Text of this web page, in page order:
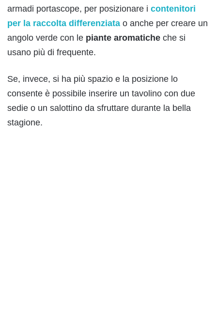
armadi portascope, per posizionare i contenitori
per la raccolta differenziata o anche per creare un
angolo verde con le piante aromatiche che si
usano più di frequente.
Se, invece, si ha più spazio e la posizione lo
consente è possibile inserire un tavolino con due
sedie o un salottino da sfruttare durante la bella
stagione.